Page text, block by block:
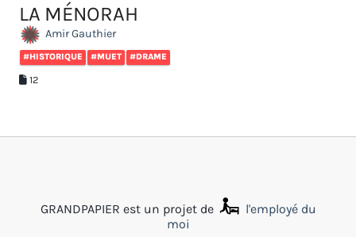
LA MÉNORAH
Amir Gauthier
#HISTORIQUE #MUET #DRAME
12
GRANDPAPIER est un projet de
l'employé du
moi